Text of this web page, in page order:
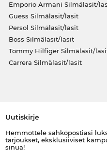
Emporio Armani Silmälasit/
Guess Silmälasit/lasit
Persol Silmälasit/lasit
Boss Silmälasit/lasit
Tommy Hilfiger Silmälasit/
Carrera Silmälasit/lasit
Uutiskirje
Hemmottele sähköpostiasi
tarjoukset, eksklusiiviset
sinua!